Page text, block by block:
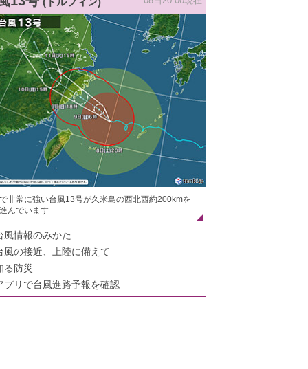
非常に強い台風13号が久米島の西北西約200kmを
んでいます
風情報のみかた
風の接近、上陸に備えて
る防災
プリで台風進路予報を確認